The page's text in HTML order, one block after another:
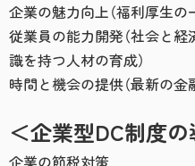
企業の魅力向上（福利厚生の
従業員の能力開発（社会と
識を持つ人材の育成）
時間と機会の提供（最新の金
＜企業型DC制度
企業の節税対策